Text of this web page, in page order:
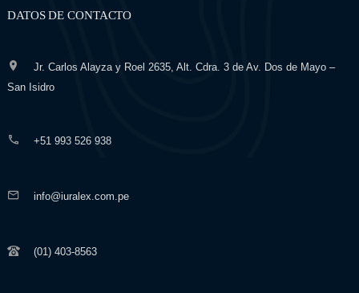
DATOS DE CONTACTO
Jr. Carlos Alayza y Roel 2635, Alt. Cdra. 3 de Av. Dos de Mayo –
San Isidro
+51 993 526 938
info@iuralex.com.pe
(01) 403-8563